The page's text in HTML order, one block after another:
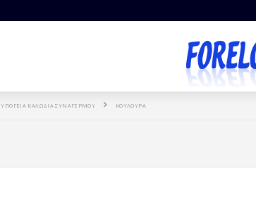
ΥΠΟΓΕΙΑ ΚΑΛΩΔΙΑ ΣΥΝΑΓΕΡΜΟΥ ΚΟΥΛΟΥΡΑ